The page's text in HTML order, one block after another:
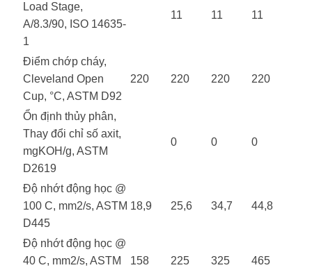
Load Stage,
A/8.3/90, ISO 14635-
1
11 11 11
Điểm chớp cháy,
Cleveland Open
Cup, °C, ASTM D92
220 220 220 220
Ổn định thủy phân,
Thay đổi chỉ số axit,
mgKOH/g, ASTM
D2619
0 0 0
Độ nhớt động học @
100 C, mm2/s, ASTM
D445
18,9 25,6 34,7 44,8
Độ nhớt động học @
40 C, mm2/s, ASTM
158 225 325 465